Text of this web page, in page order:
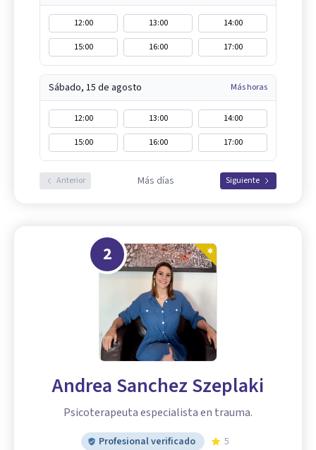
12:00 13:00
14:00
15:00
16:00 17:00
Sábado, 15 de agosto Más horas
12:00 13:00
14:00
15:00
16:00 17:00
Anterior Más días Siguiente
2
Andrea Sanchez Szeplaki
Psicoterapeuta especialista en trauma.
Profesional verificado 5